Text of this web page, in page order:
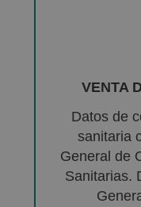
VENTA
Datos de
sanitaria
General de
Sanitarias.